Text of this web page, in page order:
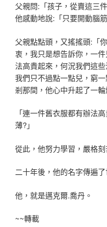
父親問:「孩子，從賣這三
他感動地說:「只要開動腦
父親點點頭，又搖搖頭:「
衷，我只是想告訴你，一
法高貴起來，何況我們這
我們只不過點一點兒，窮
剎那間，他心中升起了一輪
「連一件舊衣服都有辦法
薄?」
從此，他努力學習，嚴格
二十年後，他的名字傳遍
他，就是邁克爾.喬丹。
~~轉載